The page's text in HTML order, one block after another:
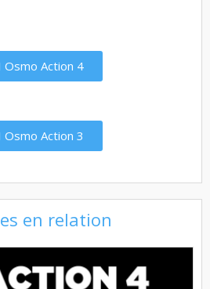
Osmo Action 4
Osmo Action 3
en relation